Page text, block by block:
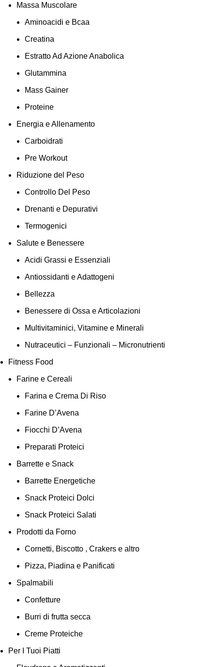
Massa Muscolare
Aminoacidi e Bcaa
Creatina
Estratto Ad Azione Anabolica
Glutammina
Mass Gainer
Proteine
Energia e Allenamento
Carboidrati
Pre Workout
Riduzione del Peso
Controllo Del Peso
Drenanti e Depurativi
Termogenici
Salute e Benessere
Acidi Grassi e Essenziali
Antiossidanti e Adattogeni
Bellezza
Benessere di Ossa e Articolazioni
Multivitaminici, Vitamine e Minerali
Nutraceutici – Funzionali – Micronutrienti
Fitness Food
Farine e Cereali
Farina e Crema Di Riso
Farine D’Avena
Fiocchi D’Avena
Preparati Proteici
Barrette e Snack
Barrette Energetiche
Snack Proteici Dolci
Snack Proteici Salati
Prodotti da Forno
Cornetti, Biscotto , Crakers e altro
Pizza, Piadina e Panificati
Spalmabili
Confetture
Burri di frutta secca
Creme Proteiche
Per I Tuoi Piatti